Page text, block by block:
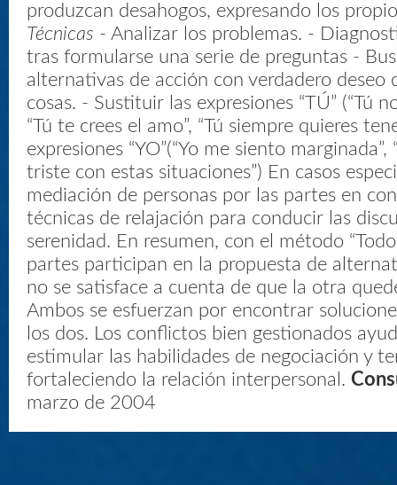
produzcan desahogos, expresando los
Técnicas - Analizar los problemas. -
tras formularse una serie de preguntas -
alternativas de acción con verdadero deseo
cosas. - Sustituir las expresiones “TÚ” (“Tú
“Tú te crees el amo”, “Tú siempre quieres
expresiones “YO”(“Yo me siento marginada”,
triste con estas situaciones”) En casos
mediación de personas por las partes en
técnicas de relajación para conducir las
serenidad. En resumen, con el método
partes participan en la propuesta de
no se satisface a cuenta de que la otra
Ambos se esfuerzan por encontrar
los dos. Los conflictos bien gestionados
estimular las habilidades de negociación y
fortaleciendo la relación interpersonal.
marzo de 2004